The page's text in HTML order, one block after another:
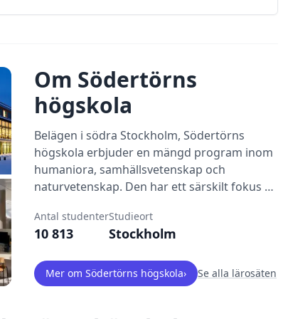
Om Södertörns
högskola
Belägen i södra Stockholm, Södertörns
högskola erbjuder en mängd program inom
humaniora, samhällsvetenskap och
naturvetenskap. Den har ett särskilt fokus på
Antal studenter
10 813
Studieort
Stockholm
Mer om Södertörns högskola› Se alla lärosäten